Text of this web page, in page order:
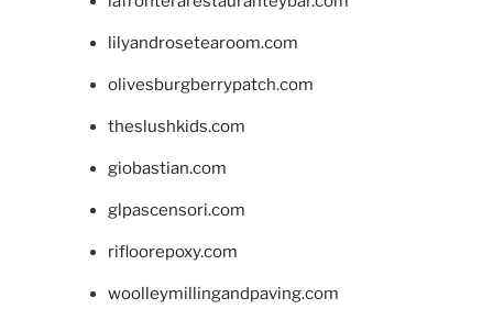
lilyandrosetearoom.com
olivesburgberrypatch.com
theslushkids.com
giobastian.com
glpascensori.com
rifloorepoxy.com
woolleymillingandpaving.com